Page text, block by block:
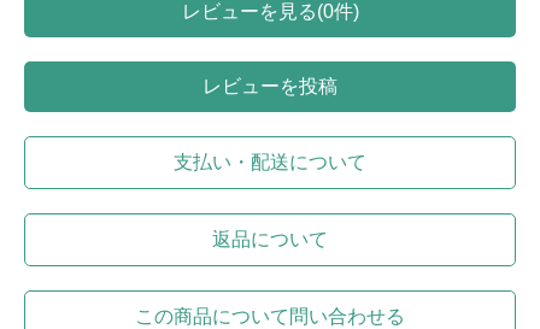
レビューを見る(0件)
レビューを投稿
支払い・配送について
返品について
この商品について問い合わせる